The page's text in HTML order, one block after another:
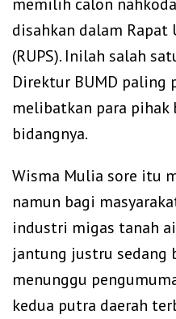
disahkan dalam Rapat
(RUPS). Inilah salah
Direktur BUMD paling
melibatkan para pihak
bidangnya.
Wisma Mulia sore itu
namun bagi
industri migas tanah
jantung justru sedang
menunggu
kedua putra daerah